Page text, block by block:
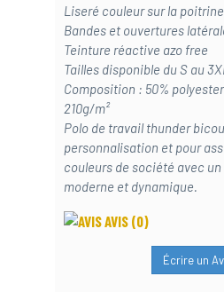
Liseré couleur sur la poitrine
Bandes et ouvertures
Teinture réactive azo free
Tailles disponible du S au
Composition : 50%
210g/m²
Polo de travail thunder
personnalisation et pour
couleurs de société avec un
moderne et dynamique.
AVIS (0)
Écrire un